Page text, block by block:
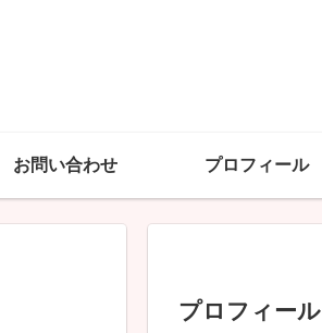
お問い合わせ プロフィール
プロフィール